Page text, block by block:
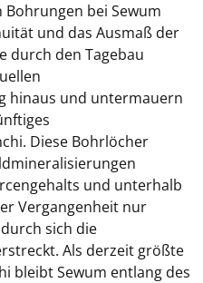
bei Sewum
und das Ausmaß der
durch den Tagebau
hinaus und untermauern
Diese Bohrlöcher
und unterhalb
Vergangenheit nur
sich die
Als derzeit größte
bleibt Sewum entlang des